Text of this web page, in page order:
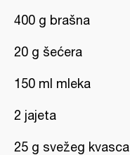
400 g brašna
20 g šećera
150 ml mleka
2 jajeta
25 g svežeg kvasca